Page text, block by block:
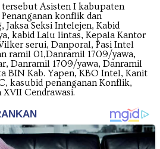
Asisten I kabupaten
konflik dan
Jaksa Seksi Intelejen, Kabid
kabid Lalu lintas, Kepala Kantor
serui, Danporal, Pasi Intel
ramil 01,Danramil 1709/yawa,
Danramil 1709/yawa, Danramil
BIN Kab. Yapen, KBO Intel, Kanit
kasubid penanganan Konflik,
Cendrawasi.